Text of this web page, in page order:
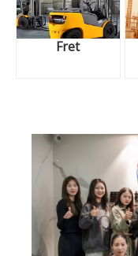
Fret